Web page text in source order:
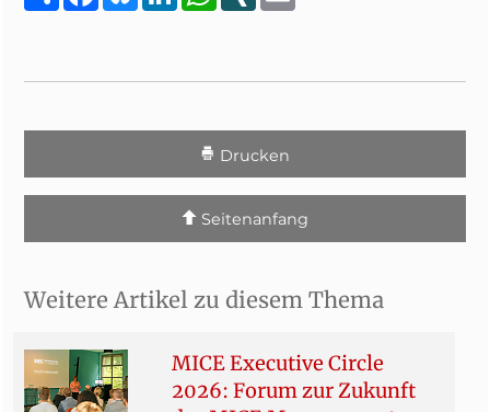
Drucken
Seitenanfang
Weitere Artikel zu diesem Thema
MICE Executive Circle
2026: Forum zur Zukunft